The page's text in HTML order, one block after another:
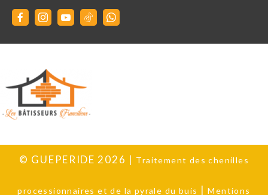
© GUEPERIDE 2026 | Traitement des chenilles
processionnaires et de la pyrale du buis |Mentions